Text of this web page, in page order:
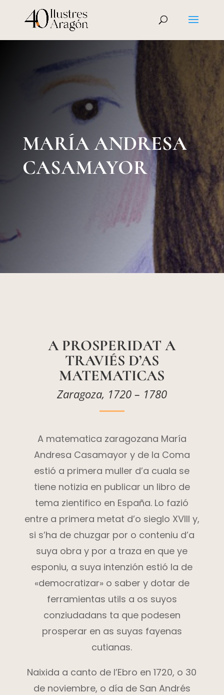
MARÍA ANDRESA
CASAMAYOR
A PROSPERIDAT A
TRAVIÉS D’AS
MATEMATICAS
Zaragoza, 1720 – 1780
A matematica zaragozana María
Andresa Casamayor y de la Coma
estió a primera muller d’a cuala se
tiene notizia en publicar un libro de
tema zientifico en España. Lo fazió
entre a primera metat d’o sieglo XVIII y,
si s’ha de chuzgar por o conteniu d’a
suya obra y por a traza en que ye
esponiu, a suya intenzión estió la de
«democratizar» o saber y dotar de
ferramientas utils a os suyos
conziudadans ta que podesen
prosperar en as suyas fayenas
cutianas.
Naixida a canto de l’Ebro en 1720, o 30
de noviembre, o día de San Andrés